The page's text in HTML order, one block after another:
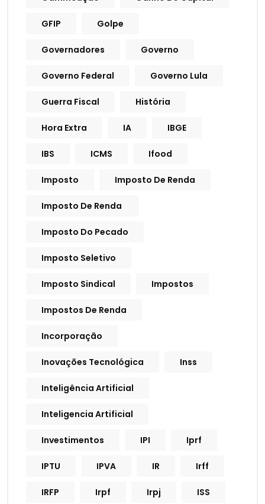
GFIP Golpe
Governadores Governo
Governo Federal Governo Lula
Guerra Fiscal História
Hora Extra IA IBGE
IBS ICMS Ifood
Imposto Imposto De Renda
Imposto De Renda
Imposto Do Pecado
Imposto Seletivo
Imposto Sindical Impostos
Impostos De Renda
Incorporação
Inovações Tecnológica Inss
Inteligência Artificial
Inteligencia Artificial
Investimentos IPI Iprf
IPTU IPVA IR Irff
IRFP Irpf Irpj ISS